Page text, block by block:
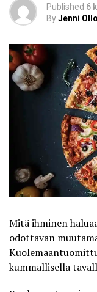
Published 6
ByJenni
Mitä ihminen
odottavan
kummallisella